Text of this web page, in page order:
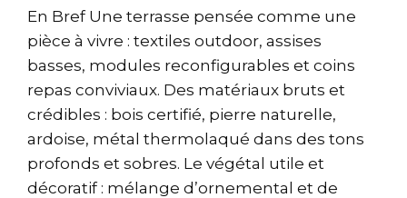
En Bref Une terrasse pensée comme une
pièce à vivre : textiles outdoor, assises
basses, modules reconfigurables et coins
repas conviviaux. Des matériaux bruts et
crédibles : bois certifié, pierre naturelle,
ardoise, métal thermolaqué dans des tons
profonds et sobres. Le végétal utile et
décoratif : mélange d’ornemental et de